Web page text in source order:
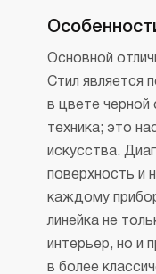
Основной
Стил является
в цвете черной
техника; это
искусства.
поверхность и
каждому
линейка не
интерьер, но и
в более